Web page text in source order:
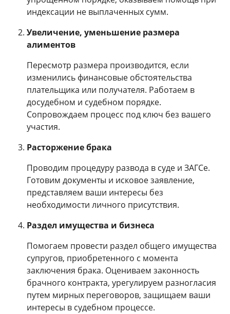
индексации не выплаченных сумм.
Увеличение, уменьшение размера
алиментов
Пересмотр размера производится, если
изменились финансовые обстоятельства
плательщика или получателя. Работаем в
досудебном и судебном порядке.
Сопровождаем процесс под ключ без вашего
участия.
Расторжение брака
Проводим процедуру развода в суде и ЗАГСе.
Готовим документы и исковое заявление,
представляем ваши интересы без
необходимости личного присутствия.
Раздел имущества и бизнеса
Помогаем провести раздел общего имущества
супругов, приобретенного с момента
заключения брака. Оцениваем законность
брачного контракта, урегулируем разногласия
путем мирных переговоров, защищаем ваши
интересы в судебном процессе.